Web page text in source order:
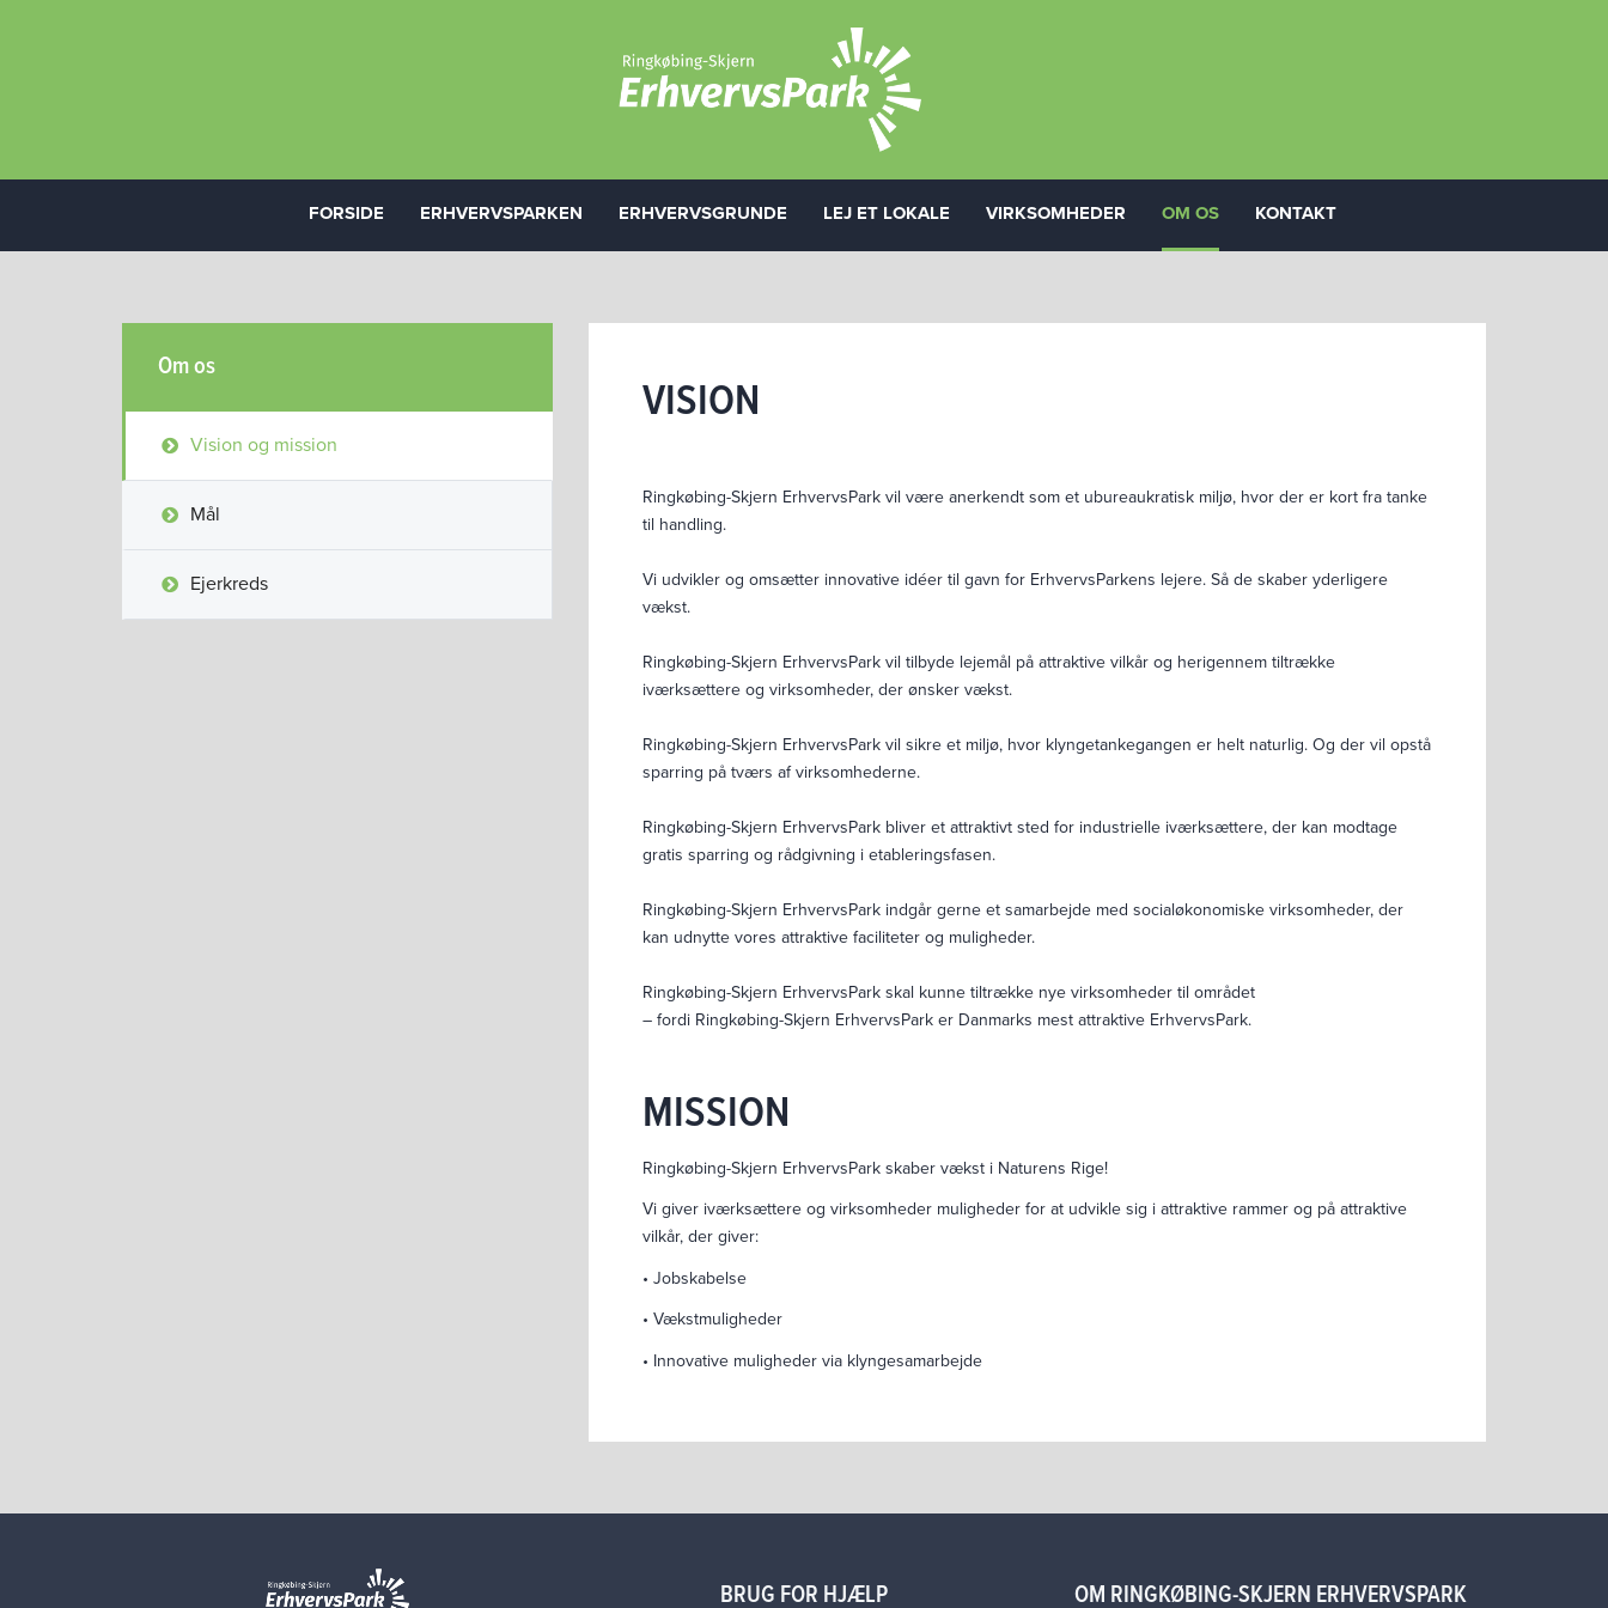
FORSIDE ERHVERVSPARKEN ERHVERVSGRUNDE LEJ ET LOKALE VIRKSOMHEDER OM OS KONTAKT
Om os
Vision og mission
Mål
Ejerkreds
VISION
Ringkøbing-Skjern ErhvervsPark vil være anerkendt som et ubureaukratisk miljø, hvor der er kort fra tanke
til handling.
Vi udvikler og omsætter innovative idéer til gavn for ErhvervsParkens lejere. Så de skaber yderligere
vækst.
Ringkøbing-Skjern ErhvervsPark vil tilbyde lejemål på attraktive vilkår og herigennem tiltrække
iværksættere og virksomheder, der ønsker vækst.
Ringkøbing-Skjern ErhvervsPark vil sikre et miljø, hvor klyngetankegangen er helt naturlig. Og der vil opstå
sparring på tværs af virksomhederne.
Ringkøbing-Skjern ErhvervsPark bliver et attraktivt sted for industrielle iværksættere, der kan modtage
gratis sparring og rådgivning i etableringsfasen.
Ringkøbing-Skjern ErhvervsPark indgår gerne et samarbejde med socialøkonomiske virksomheder, der
kan udnytte vores attraktive faciliteter og muligheder.
Ringkøbing-Skjern ErhvervsPark skal kunne tiltrække nye virksomheder til området
– fordi Ringkøbing-Skjern ErhvervsPark er Danmarks mest attraktive ErhvervsPark.
MISSION
Ringkøbing-Skjern ErhvervsPark skaber vækst i Naturens Rige!
Vi giver iværksættere og virksomheder muligheder for at udvikle sig i attraktive rammer og på attraktive
vilkår, der giver:
• Jobskabelse
• Vækstmuligheder
• Innovative muligheder via klyngesamarbejde
BRUG FOR HJÆLP OM RINGKØBING-SKJERN ERHVERVSPARK